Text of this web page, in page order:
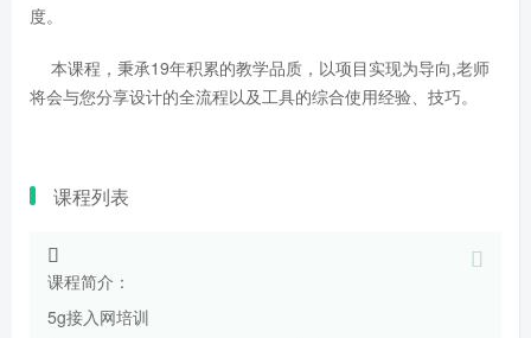
度。
本课程，秉承19年积累的教学品质，以项目实现为导向,老师
将会与您分享设计的全流程以及工具的综合使用经验、技巧。
课程列表
课程简介：
5g接入网培训